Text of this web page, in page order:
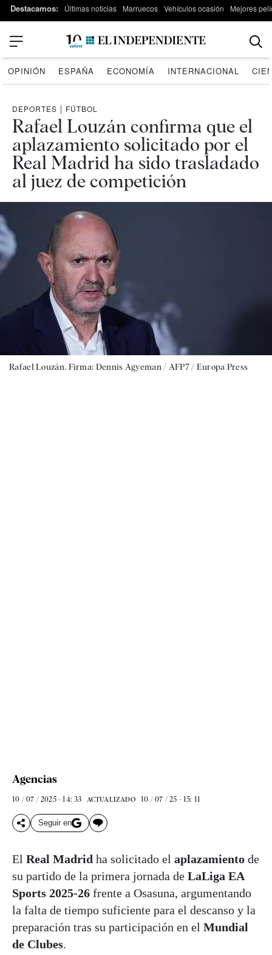
Destacamos: Últimas noticias Marruecos Vehículos ocasión Mejores
OPINIÓN ESPAÑA ECONOMÍA INTERNACIONAL
DEPORTES | FÚTBOL
Rafael Louzán confirma que el
aplazamiento solicitado por el
Real Madrid ha sido trasladado
al juez de competición
Rafael Louzán. Firma: Dennis Agyeman / AFP7 / Europa Press
Agencias
10 / 07 / 2025 - 14: 33 ACTUALIZADO 10 / 07 / 25 - 15: 11
Seguir en
El Real Madrid ha solicitado el aplazamiento de
su partido de la primera jornada de LaLiga EA
Sports 2025-26 frente a Osasuna, argumentando
la falta de tiempo suficiente para el descanso y la
preparación tras su participación en el Mundial
de Clubes.